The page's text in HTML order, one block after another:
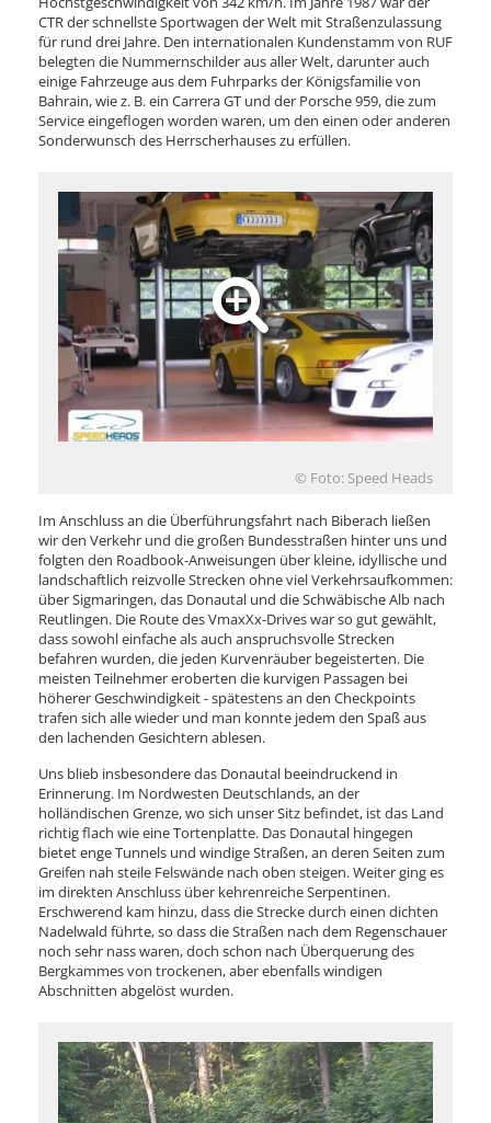
CTR der schnellste Sportwagen der Welt mit Straßenzulassung
für rund drei Jahre. Den internationalen Kundenstamm von RUF
belegten die Nummernschilder aus aller Welt, darunter auch
einige Fahrzeuge aus dem Fuhrparks der Königsfamilie von
Bahrain, wie z. B. ein Carrera GT und der Porsche 959, die zum
Service eingeflogen worden waren, um den einen oder anderen
Sonderwunsch des Herrscherhauses zu erfüllen.
© Foto: Speed Heads
Im Anschluss an die Überführungsfahrt nach Biberach ließen
wir den Verkehr und die großen Bundesstraßen hinter uns und
folgten den Roadbook-Anweisungen über kleine, idyllische und
landschaftlich reizvolle Strecken ohne viel Verkehrsaufkommen:
über Sigmaringen, das Donautal und die Schwäbische Alb nach
Reutlingen. Die Route des VmaxXx-Drives war so gut gewählt,
dass sowohl einfache als auch anspruchsvolle Strecken
befahren wurden, die jeden Kurvenräuber begeisterten. Die
meisten Teilnehmer eroberten die kurvigen Passagen bei
höherer Geschwindigkeit - spätestens an den Checkpoints
trafen sich alle wieder und man konnte jedem den Spaß aus
den lachenden Gesichtern ablesen.
Uns blieb insbesondere das Donautal beeindruckend in
Erinnerung. Im Nordwesten Deutschlands, an der
holländischen Grenze, wo sich unser Sitz befindet, ist das Land
richtig flach wie eine Tortenplatte. Das Donautal hingegen
bietet enge Tunnels und windige Straßen, an deren Seiten zum
Greifen nah steile Felswände nach oben steigen. Weiter ging es
im direkten Anschluss über kehrenreiche Serpentinen.
Erschwerend kam hinzu, dass die Strecke durch einen dichten
Nadelwald führte, so dass die Straßen nach dem Regenschauer
noch sehr nass waren, doch schon nach Überquerung des
Bergkammes von trockenen, aber ebenfalls windigen
Abschnitten abgelöst wurden.